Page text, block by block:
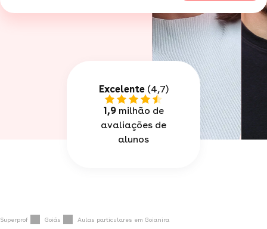
Excelente(4,7)
1,9milhão de
avaliações de
alunos
Superprof Goiás Aulas particulares em Goianira